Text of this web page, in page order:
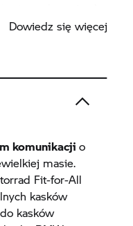
Dowiedz się więcej
komunikacjio
masie.
Fit-for-All
kasków
kasków